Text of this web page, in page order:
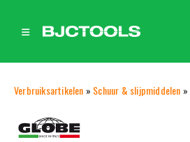
Verbruiksartikelen » Schuur & slijpmiddelen »